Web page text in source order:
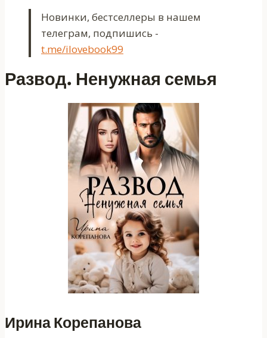
Новинки, бестселлеры в нашем
телеграм, подпишись -
t.me/ilovebook99
Развод. Ненужная семья
Ирина Корепанова